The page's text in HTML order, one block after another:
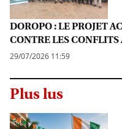
DOROPO : LE PROJET
CONTRE LES
29/07/2026 11:59
Plus lus